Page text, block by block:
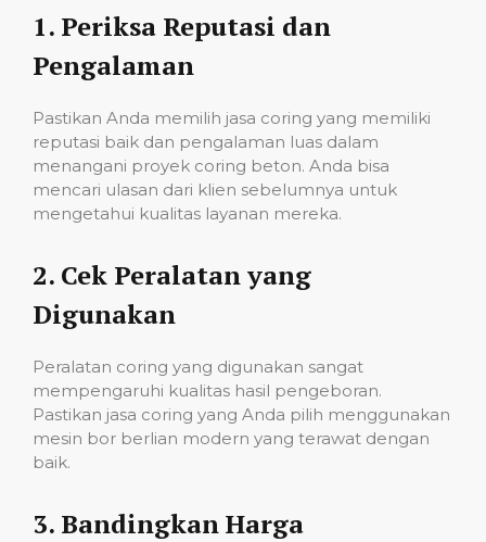
1. Periksa Reputasi dan
Pengalaman
Pastikan Anda memilih jasa coring yang memiliki
reputasi baik dan pengalaman luas dalam
menangani proyek coring beton. Anda bisa
mencari ulasan dari klien sebelumnya untuk
mengetahui kualitas layanan mereka.
2. Cek Peralatan yang
Digunakan
Peralatan coring yang digunakan sangat
mempengaruhi kualitas hasil pengeboran.
Pastikan jasa coring yang Anda pilih menggunakan
mesin bor berlian modern yang terawat dengan
baik.
3. Bandingkan Harga